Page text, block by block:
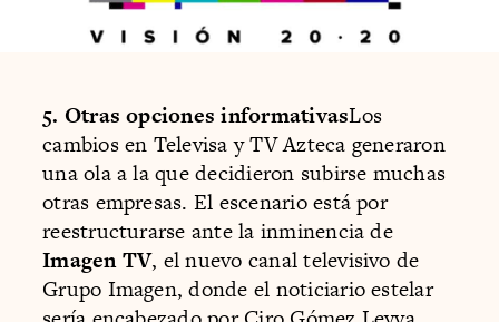
5. Otras opciones informativasLos
cambios en Televisa y TV Azteca generaron
una ola a la que decidieron subirse muchas
otras empresas. El escenario está por
reestructurarse ante la inminencia de
Imagen TV, el nuevo canal televisivo de
Grupo Imagen, donde el noticiario estelar